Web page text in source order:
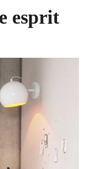
esprit